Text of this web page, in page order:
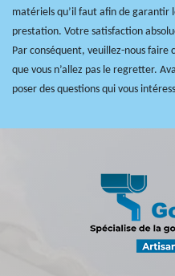
matériels qu’il faut afin de garantir
prestation. Votre satisfaction
Par conséquent, veuillez-nous faire
que vous n’allez pas le regretter.
poser des questions qui vous